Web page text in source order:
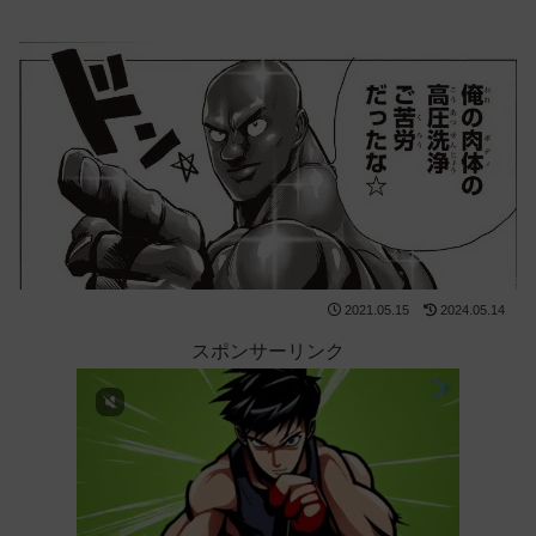
2021.05.15 2024.05.14
スポンサーリンク